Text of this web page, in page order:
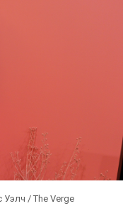
Уэлч / The Verge